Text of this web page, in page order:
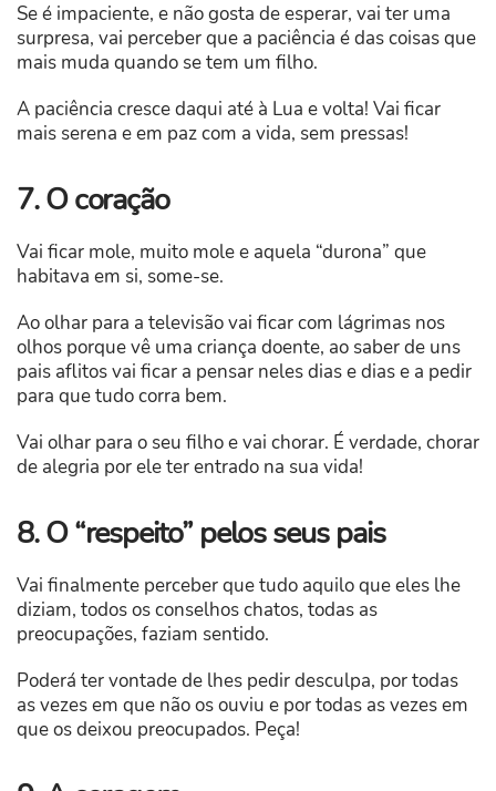
Se é impaciente, e não gosta de esperar, vai ter uma
surpresa, vai perceber que a paciência é das coisas que
mais muda quando se tem um filho.
A paciência cresce daqui até à Lua e volta! Vai ficar
mais serena e em paz com a vida, sem pressas!
7. O coração
Vai ficar mole, muito mole e aquela “durona” que
habitava em si, some-se.
Ao olhar para a televisão vai ficar com lágrimas nos
olhos porque vê uma criança doente, ao saber de uns
pais aflitos vai ficar a pensar neles dias e dias e a pedir
para que tudo corra bem.
Vai olhar para o seu filho e vai chorar. É verdade, chorar
de alegria por ele ter entrado na sua vida!
8. O “respeito” pelos seus pais
Vai finalmente perceber que tudo aquilo que eles lhe
diziam, todos os conselhos chatos, todas as
preocupações, faziam sentido.
Poderá ter vontade de lhes pedir desculpa, por todas
as vezes em que não os ouviu e por todas as vezes em
que os deixou preocupados. Peça!